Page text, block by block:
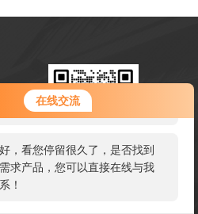
在线交流
好！欢迎前来咨询，很高兴为您
务，请问您要咨询什么问题呢？
，看您停留很久了，是否找到
求产品，您可以直接在线与我
！
马路
扫码微信联系